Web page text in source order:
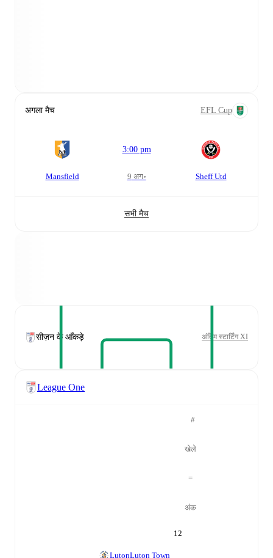
अगला मैच EFL Cup
Mansfield
3:00 pm
9 अग॰ Sheff Utd
सभी मैच
सीज़न के आँकड़े अंतिम स्टार्टिंग XI
League One
#
खेले
=
अंक
12
LutonLuton Town